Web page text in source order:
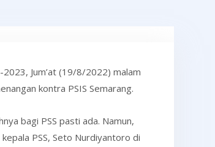
Jum’at (19/8/2022) malam
kontra PSIS Semarang.
bagi PSS pasti ada. Namun,
PSS, Seto Nurdiyantoro di